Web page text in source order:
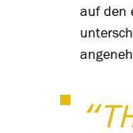
auf den